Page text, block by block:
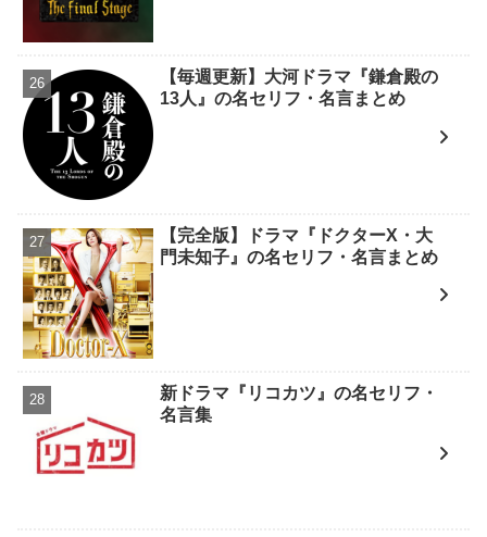
【毎週更新】大河ドラマ『鎌倉殿の
13人』の名セリフ・名言まとめ
【完全版】ドラマ『ドクターX・大
門未知子』の名セリフ・名言まとめ
新ドラマ『リコカツ』の名セリフ・
名言集